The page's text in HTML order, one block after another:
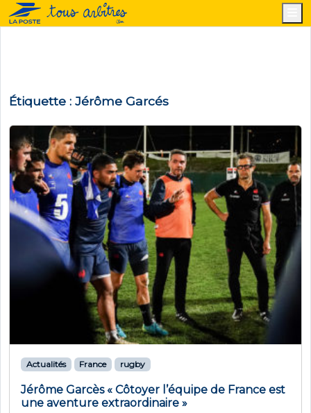
Étiquette : Jérôme Garcés
Actualités France rugby
Jérôme Garcès « Côtoyer l’équipe de France est
une aventure extraordinaire »